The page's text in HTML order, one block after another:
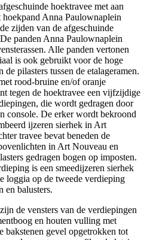
hoektravee met aan
hoekpand Anna Paulownaplein
zijden van de afgeschuinde
panden Anna Paulownaplein
Alle panden vertonen
is ook gebruikt voor de hoge
de pilasters tussen de etalageramen.
rood-bruine en/of oranje
tegen de hoektravee een vijfzijdige
die wordt gedragen door
console. De erker wordt bekroond
ijzeren sierhek in Art
travee bevat beneden de
in Art Nouveau en
gedragen bogen op imposten.
is een smeedijzeren sierhek
loggia op de tweede verdieping
en balusters.
de vensters van de verdiepingen
en houten vulling met
gevel opgetrokken tot